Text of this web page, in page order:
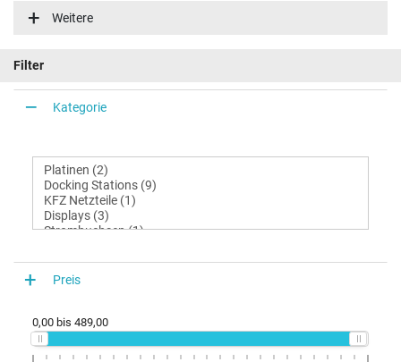
EliteBook 850 G5 (4BC94EA)
EliteBook 850 G5 (3JX21EA)
EliteBook 850 G5 (3JZ54AW)
EliteBook 850 G5 (5DF26ES)
EliteBook 850 G5 (5DF25ES)
Weitere
Filter
Kategorie
Preis
0,00 bis 489,00